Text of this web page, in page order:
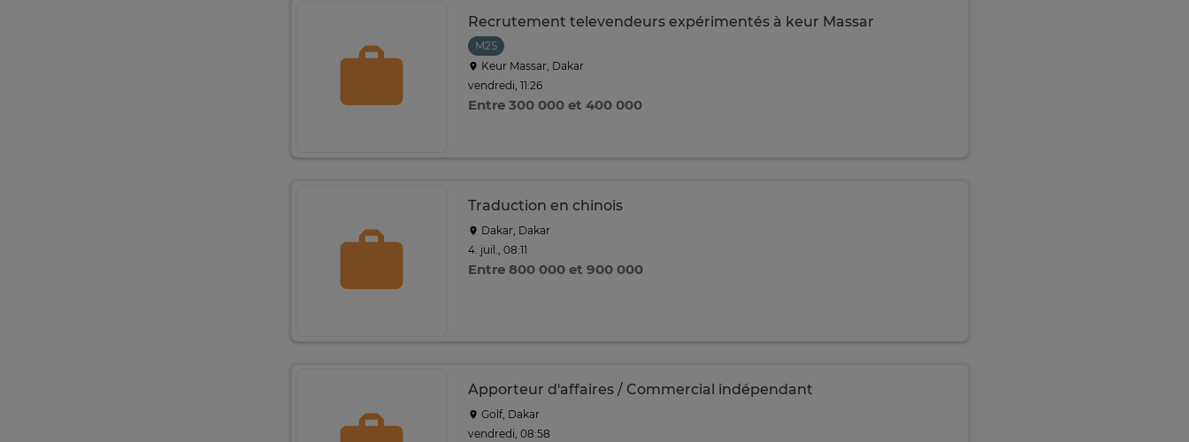
Recrutement televendeurs expérimentés à keur Massar
M2S
Keur Massar, Dakar
vendredi, 11:26
Entre 300 000 et 400 000
Traduction en chinois
Dakar, Dakar
4. juil., 08:11
Entre 800 000 et 900 000
Apporteur d'affaires / Commercial indépendant
Golf, Dakar
vendredi, 08:58